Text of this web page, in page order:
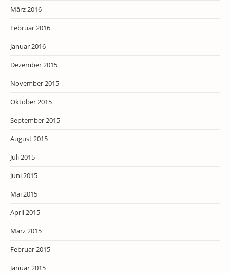
März 2016
Februar 2016
Januar 2016
Dezember 2015
November 2015
Oktober 2015
September 2015
August 2015
Juli 2015
Juni 2015
Mai 2015
April 2015
März 2015
Februar 2015
Januar 2015